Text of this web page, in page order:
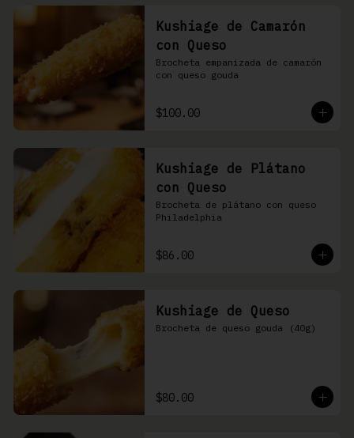
Kushiage de Camarón
con Queso
Brocheta empanizada de camarón
con queso gouda
$100.00
Kushiage de Plátano
con Queso
Brocheta de plátano con queso
Philadelphia
$86.00
Kushiage de Queso
Brocheta de queso gouda (40g)
$80.00